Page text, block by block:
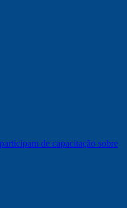
de capacitação sobre